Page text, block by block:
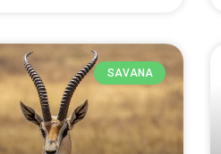
SAVANA